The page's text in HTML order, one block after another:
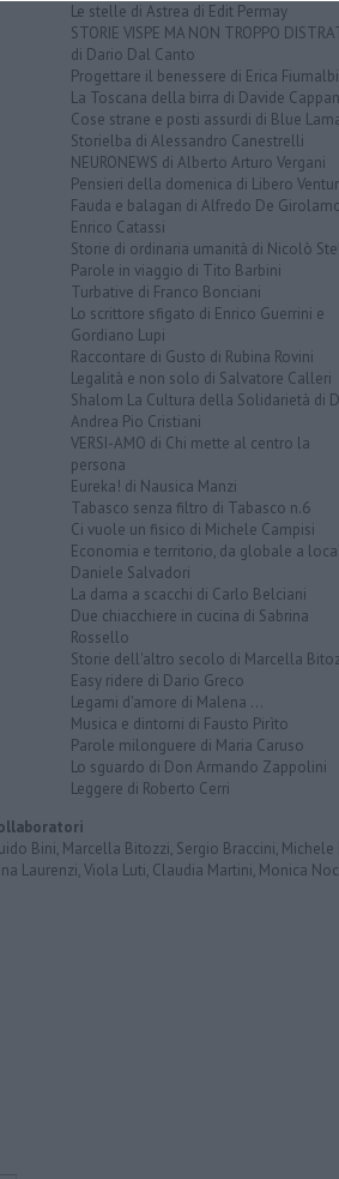
Le stelle di Astrea di Edit Permay
STORIE VISPE MA NON TROPPO
di Dario Dal Canto
Progettare il benessere di Erica Fiumalbi
La Toscana della birra di Davide
Cose strane e posti assurdi di Blue
Storielba di Alessandro Canestrelli
NEURONEWS di Alberto Arturo Vergani
Pensieri della domenica di Libero
Fauda e balagan di Alfredo De
Enrico Catassi
Storie di ordinaria umanità di Nicolò
Parole in viaggio di Tito Barbini
Turbative di Franco Bonciani
Lo scrittore sfigato di Enrico Guerrini e
Gordiano Lupi
Raccontare di Gusto di Rubina Rovini
Legalità e non solo di Salvatore Calleri
Shalom La Cultura della Solidarietà di
Andrea Pio Cristiani
VERSI-AMO di Chi mette al centro la
persona
Eureka! di Nausica Manzi
Tabasco senza filtro di Tabasco n.6
Ci vuole un fisico di Michele Campisi
Economia e territorio, da globale a
Daniele Salvadori
La dama a scacchi di Carlo Belciani
Due chiacchiere in cucina di Sabrina
Rossello
Storie dell'altro secolo di Marcella
Easy ridere di Dario Greco
Legami d'amore di Malena ...
Musica e dintorni di Fausto Pirìto
Parole milonguere di Maria Caruso
Lo sguardo di Don Armando Zappolini
Leggere di Roberto Cerri
Bini, Marcella Bitozzi, Sergio Braccini,
Laurenzi, Viola Luti, Claudia Martini, Monica